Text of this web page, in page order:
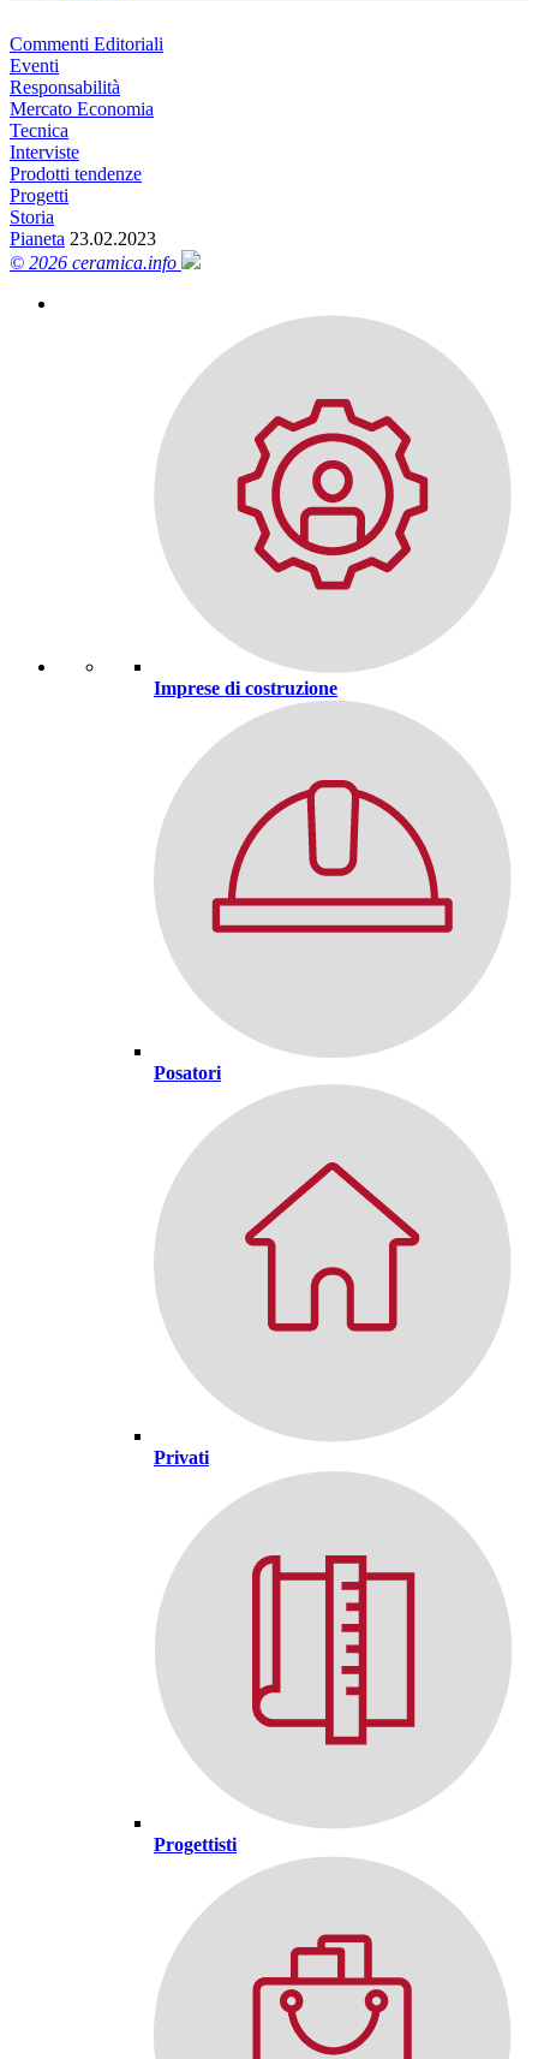
Commenti Editoriali
Eventi
Responsabilità
Mercato Economia
Tecnica
Interviste
Prodotti tendenze
Progetti
Storia
Pianeta 23.02.2023
© 2026 ceramica.info
Imprese di costruzione
Posatori
Privati
Progettisti